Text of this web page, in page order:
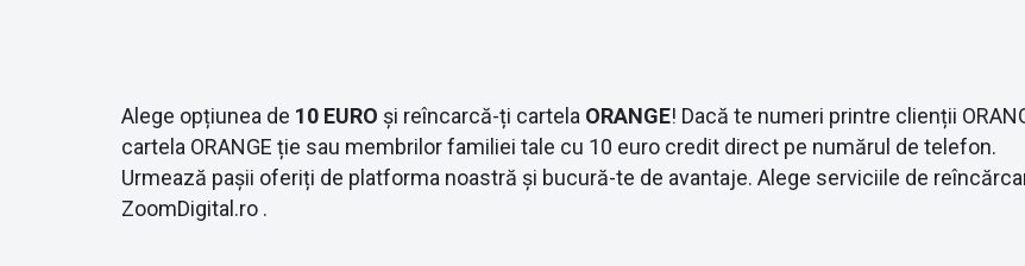
Alege opțiunea de 10 EURO și reîncarcă-ți cartela ORANGE! Dacă te numeri printre clienții
cartela ORANGE ție sau membrilor familiei tale cu 10 euro credit direct pe numărul de telefon.
Urmează pașii oferiți de platforma noastră și bucură-te de avantaje. Alege serviciile de
ZoomDigital.ro .